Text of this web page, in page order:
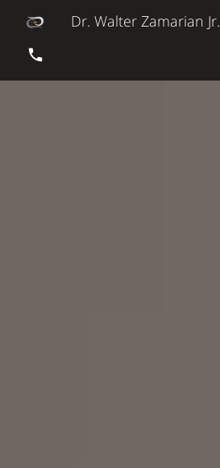
Dr. Walter Zamarian Jr.